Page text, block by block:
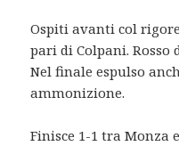
Ospiti avanti col rigore
pari di Colpani. Rosso
Nel finale espulso
ammonizione.
Finisce 1-1 tra Monza e